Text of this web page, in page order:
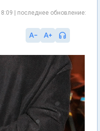
| последнее обновление: